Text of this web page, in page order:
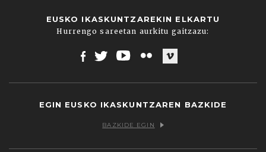
EUSKO IKASKUNTZAREKIN ELKARTU
Hurrengo sareetan aurkitu gaitzazu:
EGIN EUSKO IKASKUNTZAREN BAZKIDE
BAZKIDE EGIN